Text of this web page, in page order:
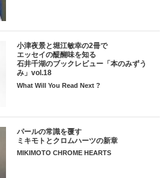
小津夜景と堀江敏幸の2冊で
エッセイの醍醐味を知る
石井千湖のブックレビュー「本のみずう
み」vol.18
What Will You Read Next ?
パールの常識を覆す
ミキモトとクロムハーツの新章
MIKIMOTO CHROME HEARTS